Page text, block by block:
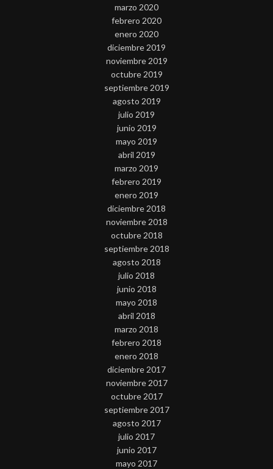
marzo 2020
febrero 2020
enero 2020
diciembre 2019
noviembre 2019
octubre 2019
septiembre 2019
agosto 2019
julio 2019
junio 2019
mayo 2019
abril 2019
marzo 2019
febrero 2019
enero 2019
diciembre 2018
noviembre 2018
octubre 2018
septiembre 2018
agosto 2018
julio 2018
junio 2018
mayo 2018
abril 2018
marzo 2018
febrero 2018
enero 2018
diciembre 2017
noviembre 2017
octubre 2017
septiembre 2017
agosto 2017
julio 2017
junio 2017
mayo 2017